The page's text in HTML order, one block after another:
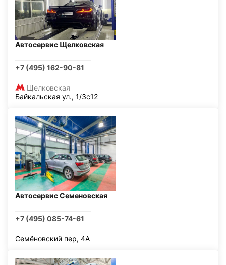
Автосервис Щелковская
+7 (495) 162-90-81
Щелковская
Байкальская ул., 1/3с12
Автосервис Семеновская
+7 (495) 085-74-61
Семёновский пер, 4А